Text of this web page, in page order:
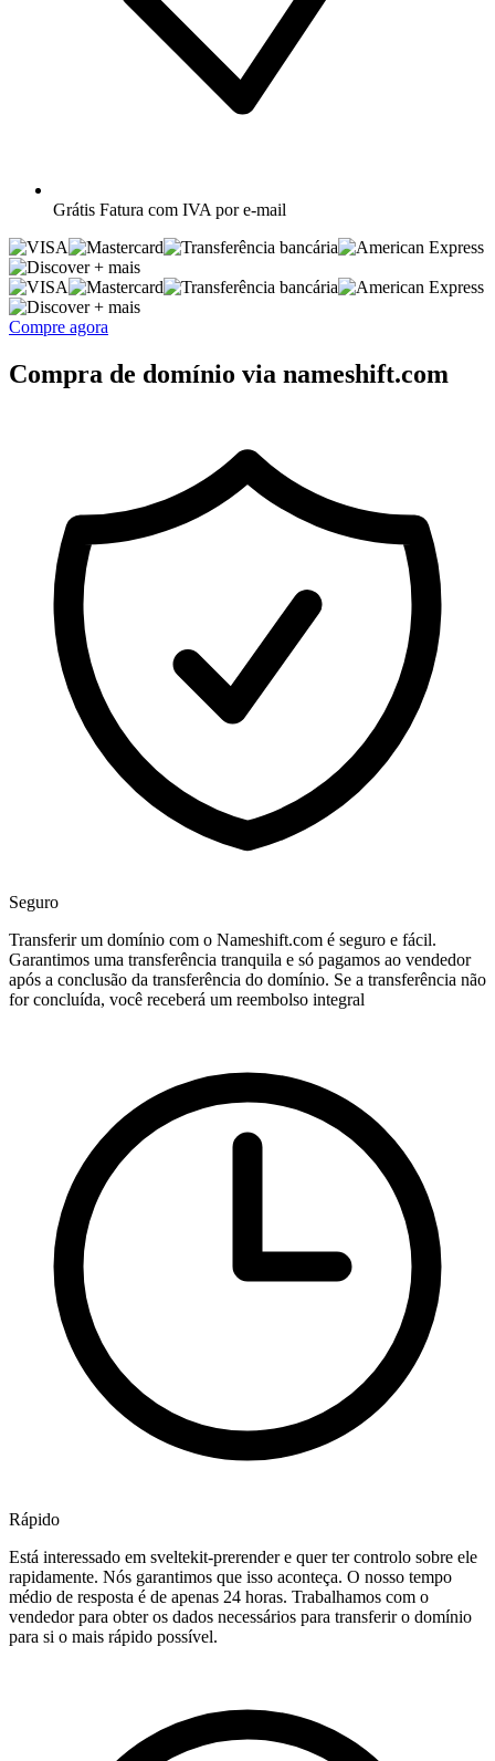
Grátis Fatura com IVA por e-mail
+ mais
+ mais
Compre agora
Compra de domínio via nameshift.com
Seguro
Transferir um domínio com o Nameshift.com é seguro e fácil.
Garantimos uma transferência tranquila e só pagamos ao vendedor
após a conclusão da transferência do domínio. Se a transferência não
for concluída, você receberá um reembolso integral
Rápido
Está interessado em sveltekit-prerender e quer ter controlo sobre ele
rapidamente. Nós garantimos que isso aconteça. O nosso tempo
médio de resposta é de apenas 24 horas. Trabalhamos com o
vendedor para obter os dados necessários para transferir o domínio
para si o mais rápido possível.